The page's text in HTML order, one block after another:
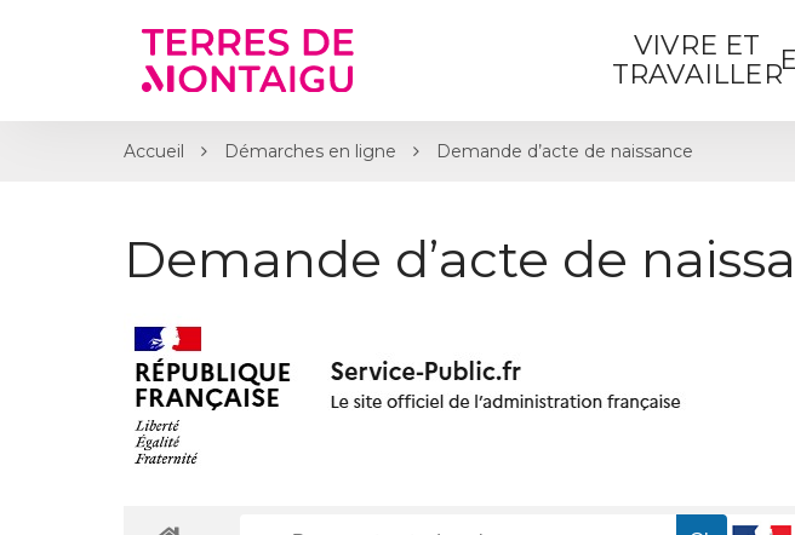
VIVRE ET
TRAVAILLER
Accueil Démarches en ligne Demande d’acte de naissance
Demande d’acte de